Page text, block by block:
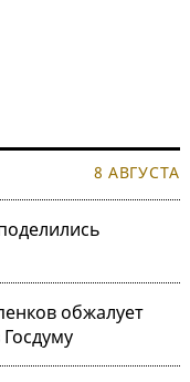
8 АВГУСТА
обжалует